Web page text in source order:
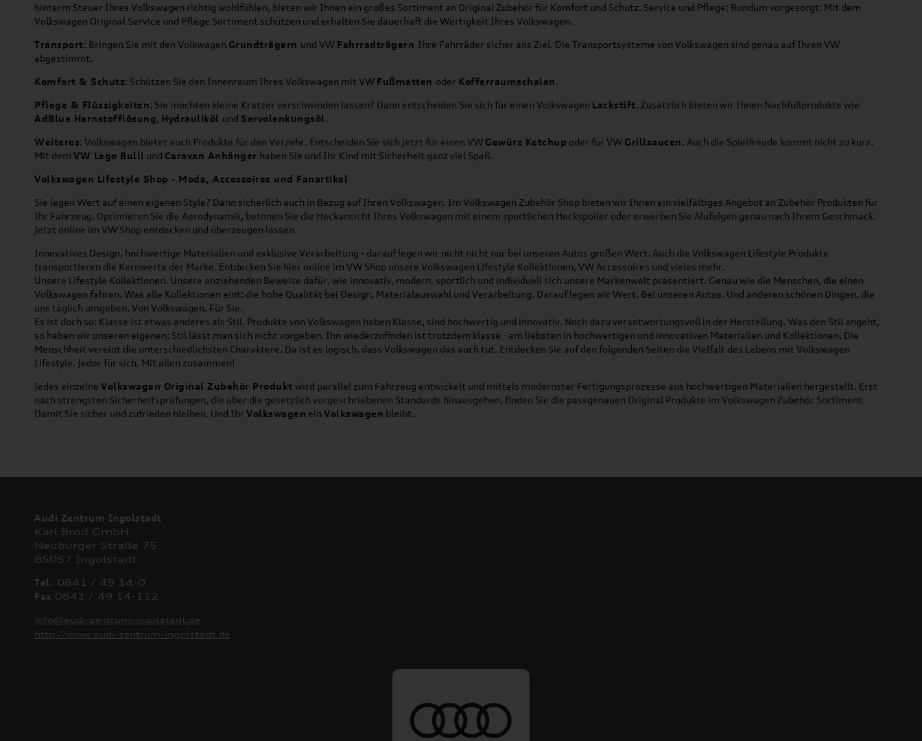
hinterm Steuer Ihres Volkswagen richtig wohlfühlen, bieten wir Ihnen ein großes Sortiment an Original Zubehör für Komfort und Schutz. Service und Pflege: Rundum vorgesorgt: Mit dem
Volkswagen Original Service und Pflege Sortiment schützen und erhalten Sie dauerhaft die Wertigkeit Ihres Volkswagen.
Transport: Bringen Sie mit den Volkwagen Grundträgern und VW Fahrradträgern Ihre Fahrräder sicher ans Ziel. Die Transportsysteme von Volkswagen sind genau auf Ihren VW
abgestimmt.
Komfort & Schutz: Schützen Sie den Innenraum Ihres Volkswagen mit VW Fußmatten oder Kofferraumschalen.
Pflege & Flüssigkeiten: Sie möchten kleine Kratzer verschwinden lassen? Dann entscheiden Sie sich für einen Volkswagen Lackstift. Zusätzlich bieten wir Ihnen Nachfüllprodukte wie
AdBlue Harnstofflösung, Hydrauliköl und Servolenkungsöl.
Weiteres: Volkswagen bietet auch Produkte für den Verzehr. Entscheiden Sie sich jetzt für einen VW Gewürz Ketchup oder für VW Grillsaucen. Auch die Spielfreude kommt nicht zu kurz.
Mit dem VW Lego Bulli und Caravan Anhänger haben Sie und Ihr Kind mit Sicherheit ganz viel Spaß.
Volkswagen Lifestyle Shop - Mode, Accessoires und Fanartikel
Sie legen Wert auf einen eigenen Style? Dann sicherlich auch in Bezug auf Ihren Volkswagen. Im Volkswagen Zubehör Shop bieten wir Ihnen ein vielfältiges Angebot an Zubehör Produkten für
Ihr Fahrzeug. Optimieren Sie die Aerodynamik, betonen Sie die Heckansicht Ihres Volkswagen mit einem sportlichen Heckspoiler oder erwerben Sie Alufelgen genau nach Ihrem Geschmack.
Jetzt online im VW Shop entdecken und überzeugen lassen.
Innovatives Design, hochwertige Materialien und exklusive Verarbeitung - darauf legen wir nicht nicht nur bei unseren Autos großen Wert. Auch die Volkswagen Lifestyle Produkte
transportieren die Kernwerte der Marke. Entdecken Sie hier online im VW Shop unsere Volkswagen Lifestyle Kollektionen, VW Accessoires und vieles mehr.
Unsere Lifestyle Kollektionen. Unsere anziehenden Beweise dafür, wie innovativ, modern, sportlich und individuell sich unsere Markenwelt präsentiert. Genau wie die Menschen, die einen
Volkswagen fahren. Was alle Kollektionen eint: die hohe Qualität bei Design, Materialauswahl und Verarbeitung. Darauf legen wir Wert. Bei unseren Autos. Und anderen schönen Dingen, die
uns täglich umgeben. Von Volkswagen. Für Sie.
Es ist doch so: Klasse ist etwas anderes als Stil. Produkte von Volkswagen haben Klasse, sind hochwertig und innovativ. Noch dazu verantwortungsvoll in der Herstellung. Was den Stil angeht,
so haben wir unseren eigenen; Stil lässt man sich nicht vorgeben. Ihn wiederzufinden ist trotzdem klasse - am liebsten in hochwertigen und innovativen Materialien und Kollektionen. Die
Menschheit vereint die unterschiedlichsten Charaktere. Da ist es logisch, dass Volkswagen das auch tut. Entdecken Sie auf den folgenden Seiten die Vielfalt des Lebens mit Volkswagen
Lifestyle. Jeder für sich. Mit allen zusammen!
Jedes einzelne Volkswagen Original Zubehör Produkt wird parallel zum Fahrzeug entwickelt und mittels modernster Fertigungsprozesse aus hochwertigen Materialien hergestellt. Erst
nach strengsten Sicherheitsprüfungen, die über die gesetzlich vorgeschriebenen Standards hinausgehen, finden Sie die passgenauen Original Produkte im Volkswagen Zubehör Sortiment.
Damit Sie sicher und zufrieden bleiben. Und Ihr Volkswagen ein Volkswagen bleibt.
Audi Zentrum Ingolstadt
Karl Brod GmbH
Neuburger Straße 75
85057 Ingolstadt
Tel. 0841 / 49 14-0
Fax 0841 / 49 14-112
info@audi-zentrum-ingolstadt.de
http://www.audi-zentrum-ingolstadt.de